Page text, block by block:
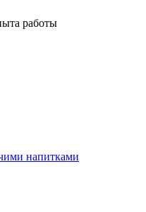
работы
напитками